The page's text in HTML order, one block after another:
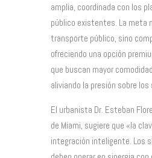
amplia, coordinada con los
público existentes. La meta
transporte público, sino
ofreciendo una opción
que buscan mayor
aliviando la presión sobre
El urbanista Dr. Esteban
de Miami, sugiere que «la
integración inteligente. Los